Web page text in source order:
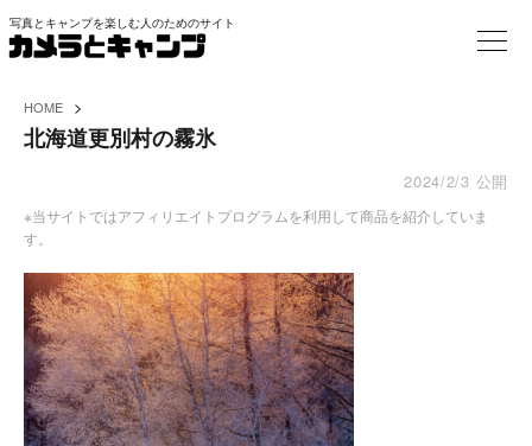
写真とキャンプを楽しむ人のためのサイト
HOME >
北海道更別村の霧氷
2024/2/3 公開
※当サイトではアフィリエイトプログラムを利用して商品を紹介していま
す。